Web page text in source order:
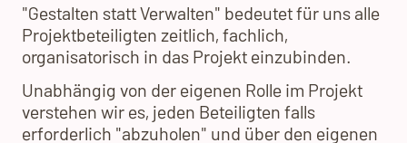
"Gestalten statt Verwalten" bedeutet für uns alle
Projektbeteiligten zeitlich, fachlich,
organisatorisch in das Projekt einzubinden.
Unabhängig von der eigenen Rolle im Projekt
verstehen wir es, jeden Beteiligten falls
erforderlich "abzuholen" und über den eigenen